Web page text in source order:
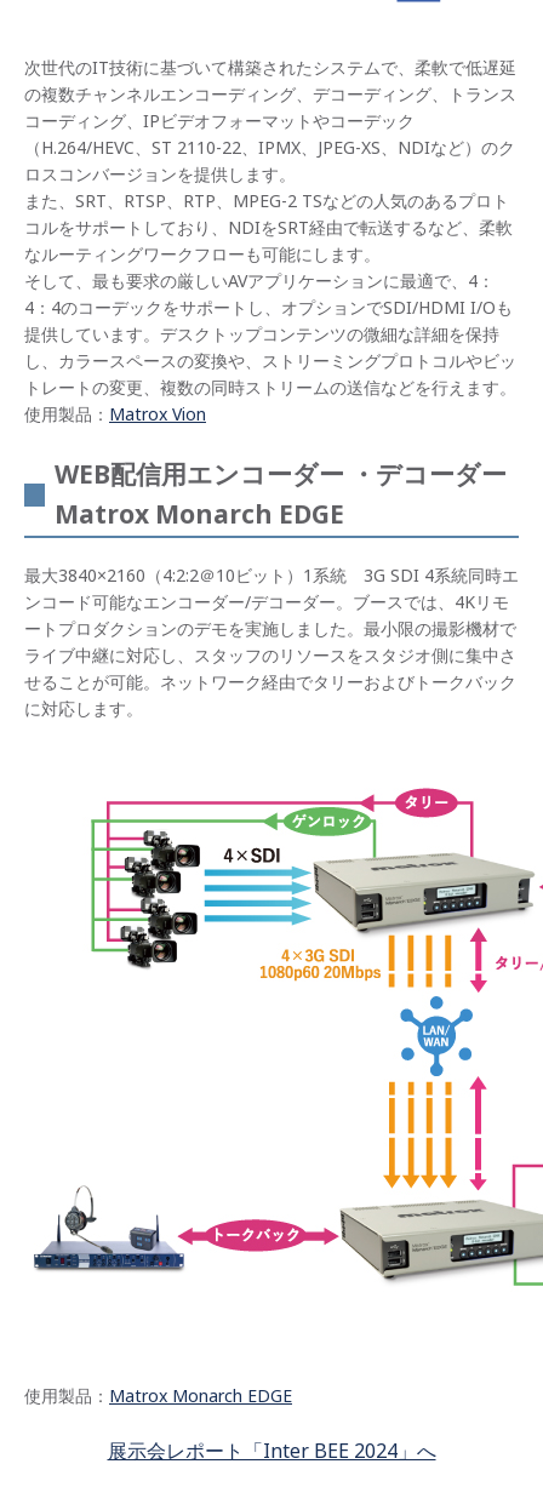
次世代のIT技術に基づいて構築されたシステムで、柔軟で低遅延
の複数チャンネルエンコーディング、デコーディング、トランス
コーディング、IPビデオフォーマットやコーデック
（H.264/HEVC、ST 2110-22、IPMX、JPEG-XS、NDIなど）のク
ロスコンバージョンを提供します。
また、SRT、RTSP、RTP、MPEG-2 TSなどの人気のあるプロト
コルをサポートしており、NDIをSRT経由で転送するなど、柔軟
なルーティングワークフローも可能にします。
そして、最も要求の厳しいAVアプリケーションに最適で、4：
4：4のコーデックをサポートし、オプションでSDI/HDMI I/Oも
提供しています。デスクトップコンテンツの微細な詳細を保持
し、カラースペースの変換や、ストリーミングプロトコルやビッ
トレートの変更、複数の同時ストリームの送信などを行えます。
使用製品： Matrox Vion
WEB配信用エンコーダー ・デコーダー
Matrox Monarch EDGE
最大3840×2160（4:2:2＠10ビット）1系統 3G SDI 4系統同時エ
ンコード可能なエンコーダー/デコーダー。ブースでは、4Kリモ
ートプロダクションのデモを実施しました。最小限の撮影機材で
ライブ中継に対応し、スタッフのリソースをスタジオ側に集中さ
せることが可能。ネットワーク経由でタリーおよびトークバック
に対応します。
使用製品： Matrox Monarch EDGE
展示会レポート「Inter BEE 2024」へ